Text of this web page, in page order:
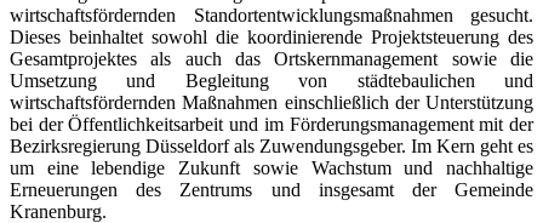
wirtschaftsfördernden Standortentwicklungsmaßnahmen gesucht.
Dieses beinhaltet sowohl die koordinierende Projektsteuerung des
Gesamtprojektes als auch das Ortskernmanagement sowie die
Umsetzung und Begleitung von städtebaulichen und
wirtschaftsfördernden Maßnahmen einschließlich der Unterstützung
bei der Öffentlichkeitsarbeit und im Förderungsmanagement mit der
Bezirksregierung Düsseldorf als Zuwendungsgeber. Im Kern geht es
um eine lebendige Zukunft sowie Wachstum und nachhaltige
Erneuerungen des Zentrums und insgesamt der Gemeinde
Kranenburg.